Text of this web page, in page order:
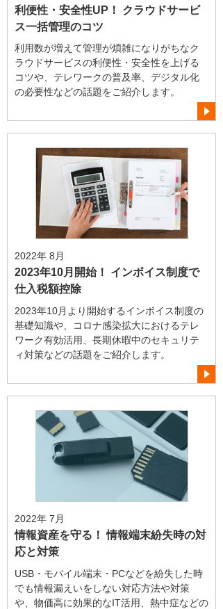
利便性・安全性UP！ クラウドサービ
ス一括管理のコツ
利用数が増えて管理が煩雑になりがちなク
ラウドサービスの利便性・安全性を上げる
コツや、テレワークの普及率、デジタル化
の必要性などの話題をご紹介します。
2022年 8月
2023年10月開始！ インボイス制度で
仕入税額控除
2023年10月より開始するインボイス制度の
基礎知識や、コロナ感染拡大におけるテレ
ワーク有効活用、長期休暇中のセキュリテ
ィ対策などの話題をご紹介します。
2022年 7月
情報資産を守る！ 情報端末紛失時の対
応と対策
USB・モバイル端末・PCなどを紛失した時
でも情報漏えいをしない対応方法や対策
や、物価高に効果的なIT活用、熱中症などの